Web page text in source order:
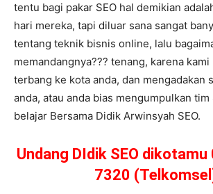
tentu bagi pakar SEO hal demikian
hari mereka, tapi diluar sana sangat
tentang teknik bisnis online, lalu
memandangnya??? tenang, karena
terbang ke kota anda, dan mengadakan
anda, atau anda bias mengumpulkan
belajar Bersama Didik Arwinsyah SEO.
Undang DIdik SEO
7320